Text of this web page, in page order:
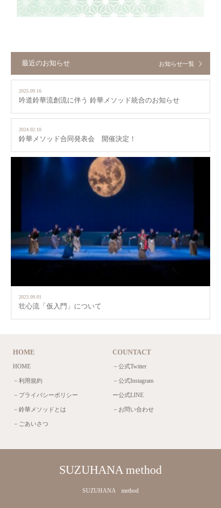
最近のお知らせ お知らせ一覧
2025.09.16
吟道鈴華流創流に伴う 鈴華メソッド統合のお知らせ
2024.02.10
鈴華メソッド合同発表会 開催決定！
2023.09.01
壮心流「仮入門」について
HOME
HOME
－利用規約
－プライバシーポリシー
－鈴華メソッドとは
－ごあいさつ
COUNTACT
－公式Twitter
－公式Instagram
ー公式LINE
－お問い合わせ
SUZUHANA method
SUZUHANA method